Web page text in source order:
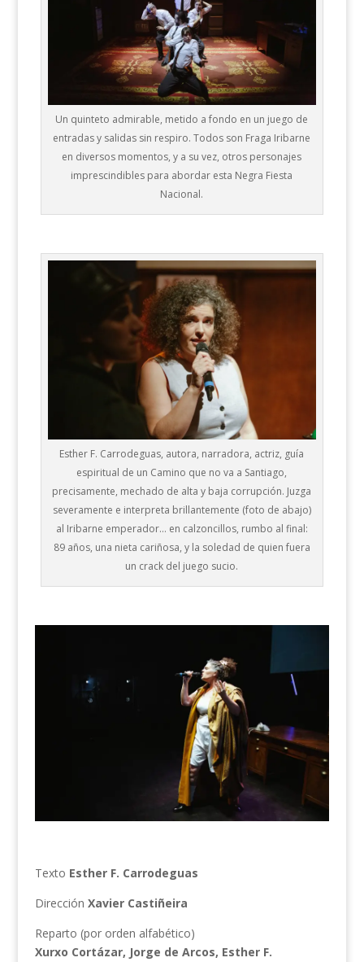
Un quinteto admirable, metido a fondo en un juego de
entradas y salidas sin respiro. Todos son Fraga Iribarne
en diversos momentos, y a su vez, otros personajes
imprescindibles para abordar esta Negra Fiesta
Nacional.
Esther F. Carrodeguas, autora, narradora, actriz, guía
espiritual de un Camino que no va a Santiago,
precisamente, mechado de alta y baja corrupción. Juzga
severamente e interpreta brillantemente (foto de abajo)
al Iribarne emperador… en calzoncillos, rumbo al final:
89 años, una nieta cariñosa, y la soledad de quien fuera
un crack del juego sucio.
Texto Esther F. Carrodeguas
Dirección Xavier Castiñeira
Reparto (por orden alfabético)
Xurxo Cortázar, Jorge de Arcos, Esther F.